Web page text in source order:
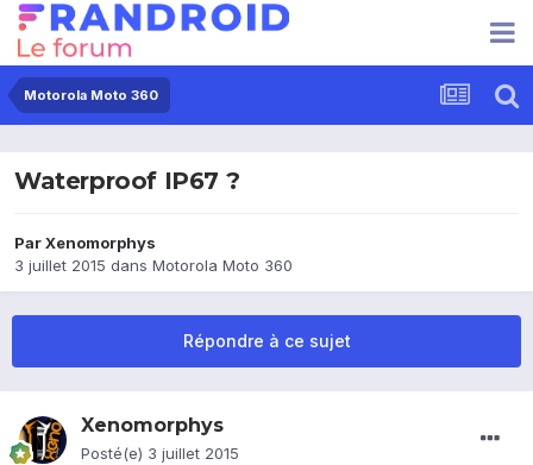
Motorola Moto 360
Waterproof IP67 ?
ParXenomorphys
3 juillet 2015 dans Motorola Moto 360
Répondre à ce sujet
Xenomorphys
Posté(e) 3 juillet 2015